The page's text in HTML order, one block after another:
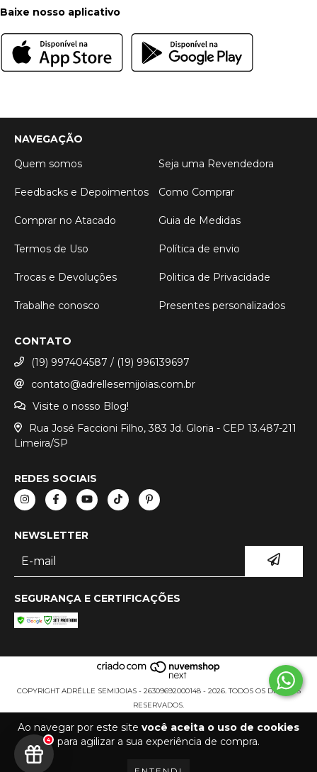
Ao navegar por este site você aceita o uso de cookies
para agilizar a sua experiência de compra.
Baixe nosso aplicativo
NAVEGAÇÃO
Quem somos
Seja uma Revendedora
Feedbacks e Depoimentos Como Comprar
Comprar no Atacado Guia de Medidas
Termos de Uso Política de envio
Trocas e Devoluções Politica de Privacidade
Trabalhe conosco Presentes personalizados
CONTATO
(19) 997404587 / (19) 996139697
contato@adrellesemijoias.com.br
Visite o nosso Blog!
Rua José Faccioni Filho, 383 Jd. Gloria - CEP 13.487-211
Limeira/SP
REDES SOCIAIS
NEWSLETTER
SEGURANÇA E CERTIFICAÇÕES
COPYRIGHT ADRÉLLE SEMIJOIAS - 26309692000148 - 2026. TODOS OS DIREITOS
RESERVADOS.
4